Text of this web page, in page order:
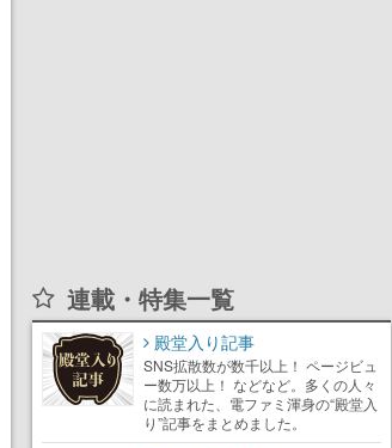
連載・特集一覧
殿堂入り記事
SNS拡散数が数千以上！ ページビュ
ー数万以上！ などなど。多くの人々
に読まれた、電ファミ渾身の“殿堂入
り”記事をまとめました。